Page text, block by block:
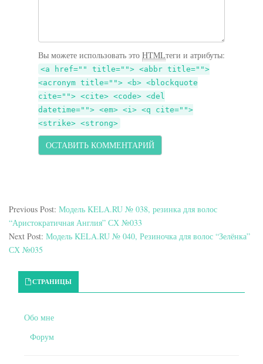
Вы можете использовать это HTMLтеги и атрибуты:
<a href="" title=""> <abbr title="">
<acronym title=""> <b> <blockquote
cite=""> <cite> <code> <del
datetime=""> <em> <i> <q cite="">
<strike> <strong>
Previous Post: Модель KELA.RU № 038, резинка для волос
“Аристократичная Англия” СХ №033
Next Post: Модель KELA.RU № 040, Резиночка для волос “Зелёнка”
СХ №035
Primary Sidebar
СТРАНИЦЫ
Обо мне
Форум